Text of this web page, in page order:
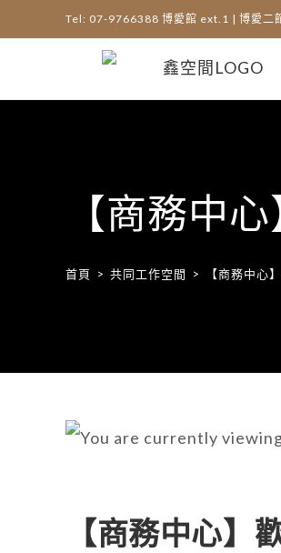
Tel: 07-9766388 博愛館 ext.1 | 博愛二
【商務中
首頁 > 共同工作空間 > 【商務中心
【商務中心】